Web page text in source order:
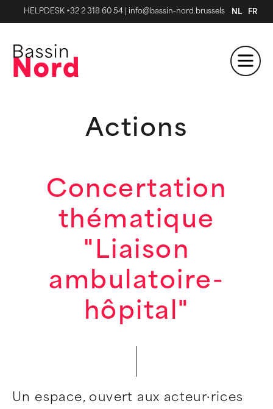
HELPDESK +32 2 318 60 54 info@bassin-nord.brussels NL FR
Actions
Concertation
thématique
"Liaison
ambulatoire-
hôpital"
Un espace, ouvert aux acteur·rices